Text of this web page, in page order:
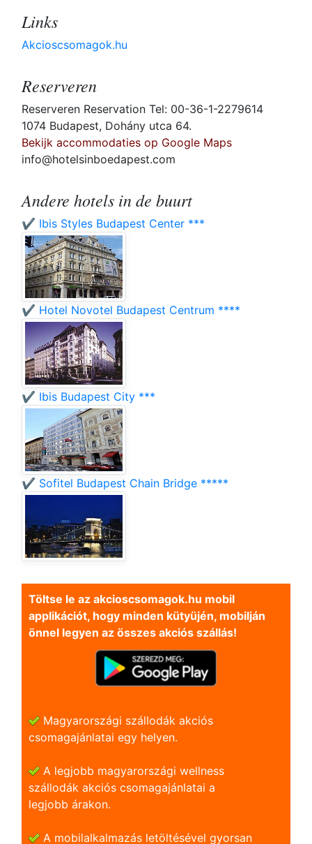
Links
Akcioscsomagok.hu
Reserveren
Reserveren Reservation Tel: 00-36-1-2279614
1074 Budapest, Dohány utca 64.
Bekijk accommodaties op Google Maps
info@hotelsinboedapest.com
Andere hotels in de buurt
✔️ Ibis Styles Budapest Center ***
✔️ Hotel Novotel Budapest Centrum ****
✔️ Ibis Budapest City ***
✔️ Sofitel Budapest Chain Bridge *****
Töltse le az akcioscsomagok.hu mobil
applikációt, hogy minden kütyüjén, mobilján
önnel legyen az összes akciós szállás!
Magyarországi szállodák akciós
csomagajánlatai egy helyen.
A legjobb magyarországi wellness
szállodák akciós csomagajánlatai a
legjobb árakon.
A mobilalkalmazás letöltésével gyorsan